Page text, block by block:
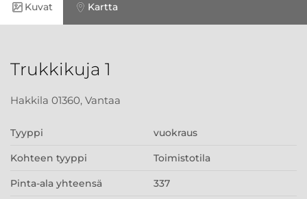
Kuvat Kartta
Trukkikuja 1
Hakkila 01360, Vantaa
Tyyppi vuokraus
Kohteen tyyppi Toimistotila
Pinta-ala yhteensä 337